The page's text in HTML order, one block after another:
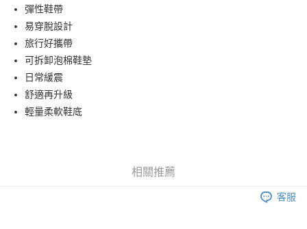
宅配 1
每筆NT$100，滿NT$2,500(含以上)免運費
彈性鞋帶
易穿脫設計
旅行好攜帶
可拆卸泡棉鞋墊
日常緩震
舒適再升級
輕量柔軟鞋底
相關推薦
客服